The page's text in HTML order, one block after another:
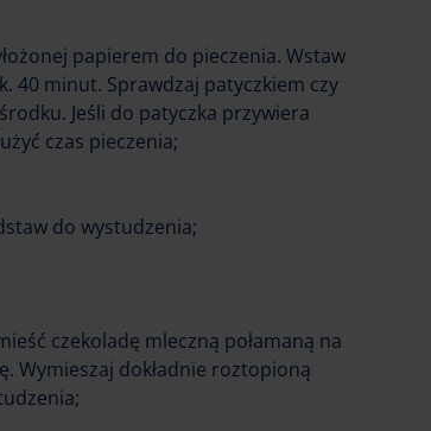
papierem do pieczenia. Wstaw
40 minut. Sprawdzaj patyczkiem czy
Jeśli do patyczka przywiera
czas pieczenia;
do wystudzenia;
czekoladę mleczną połamaną na
Wymieszaj dokładnie roztopioną